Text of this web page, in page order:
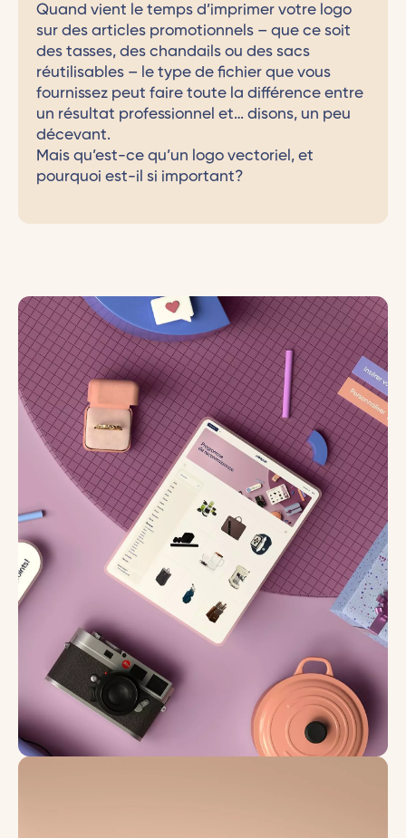
Quand vient le temps d’imprimer votre logo
sur des articles promotionnels – que ce soit
des tasses, des chandails ou des sacs
réutilisables – le type de fichier que vous
fournissez peut faire toute la différence entre
un résultat professionnel et… disons, un peu
décevant.
Mais qu’est-ce qu’un logo vectoriel, et
pourquoi est-il si important?